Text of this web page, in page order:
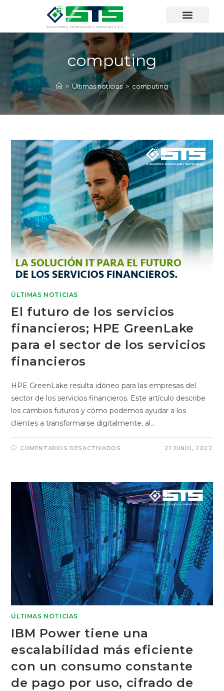
computing
> Últimas noticias > computing
ÚLTIMAS NOTICIAS
El futuro de los servicios
financieros; HPE GreenLake
para el sector de los servicios
financieros
HPE GreenLake resulta idóneo para las empresas del
sector de los servicios financieros. Este artículo describe
los cambios futuros y cómo podemos ayudar a los
clientes a transformarse digitalmente, al…
COMENTARIOS DESACTIVADOS 21 JUNIO, 2022
ÚLTIMAS NOTICIAS
IBM Power tiene una
escalabilidad más eficiente
con un consumo constante
de pago por uso, cifrado de